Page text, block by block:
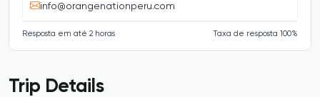
info@orangenationperu.com
Resposta em até 2 horas Taxa de resposta 100%
Trip Details